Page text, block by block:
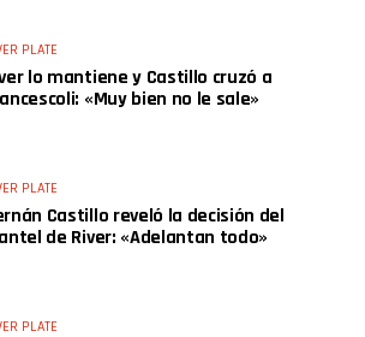
PLATE
lo mantiene y Castillo cruzó a
«Muy bien no le sale»
PLATE
Castillo reveló la decisión del
de River: «Adelantan todo»
PLATE